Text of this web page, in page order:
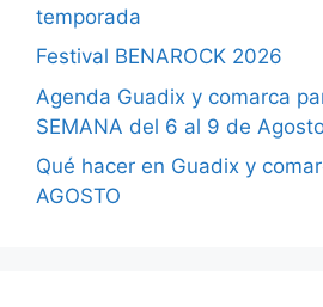
temporada
Festival BENAROCK 2026
Agenda Guadix y comarca
SEMANA del 6 al 9 de
Qué hacer en Guadix y
AGOSTO